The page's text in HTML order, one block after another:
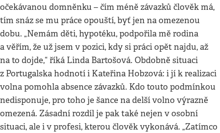
očekávanou domněnku – čím méně závazků člověk má,
tím snáz se mu práce opouští, byť jen na omezenou
dobu. „Nemám děti, hypotéku, podpořila mě rodina
a věřím, že už jsem v pozici, kdy si práci opět najdu, až
na to dojde,“ říká Linda Bartošová. Obdobně situaci
z Portugalska hodnotí i Kateřina Hobzová: i jí k realizaci
volna pomohla absence závazků. Kdo touto podmínkou
nedisponuje, pro toho je šance na delší volno výrazně
omezená. Zásadní rozdíl je pak také nejen v osobní
situaci, ale i v profesi, kterou člověk vykonává. „Zatímco